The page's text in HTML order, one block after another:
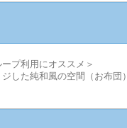
プ利用にオススメ＞
した純和風の空間（お布団）